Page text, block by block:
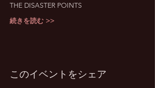
THE DISASTER POINTS
続きを読む >>
このイベントをシェア